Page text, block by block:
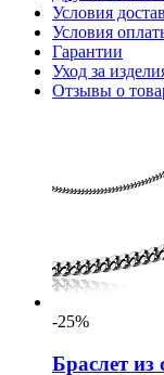
Условия
Условия
Гарантии
Уход за
Отзывы о
-25%
Браслет из